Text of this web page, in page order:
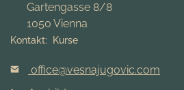
Gartengasse 8/8
1050 Vienna
Kontakt: Kurse
office@vesnajugovic.com